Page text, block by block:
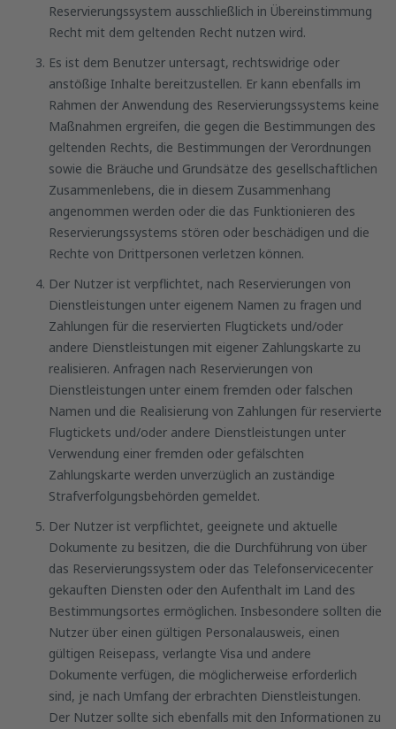
Reservierungssystem ausschließlich in Übereinstimmung
Recht mit dem geltenden Recht nutzen wird.
Es ist dem Benutzer untersagt, rechtswidrige oder
anstößige Inhalte bereitzustellen. Er kann ebenfalls im
Rahmen der Anwendung des Reservierungssystems keine
Maßnahmen ergreifen, die gegen die Bestimmungen des
geltenden Rechts, die Bestimmungen der Verordnungen
sowie die Bräuche und Grundsätze des gesellschaftlichen
Zusammenlebens, die in diesem Zusammenhang
angenommen werden oder die das Funktionieren des
Reservierungssystems stören oder beschädigen und die
Rechte von Drittpersonen verletzen können.
Der Nutzer ist verpflichtet, nach Reservierungen von
Dienstleistungen unter eigenem Namen zu fragen und
Zahlungen für die reservierten Flugtickets und/oder
andere Dienstleistungen mit eigener Zahlungskarte zu
realisieren. Anfragen nach Reservierungen von
Dienstleistungen unter einem fremden oder falschen
Namen und die Realisierung von Zahlungen für reservierte
Flugtickets und/oder andere Dienstleistungen unter
Verwendung einer fremden oder gefälschten
Zahlungskarte werden unverzüglich an zuständige
Strafverfolgungsbehörden gemeldet.
Der Nutzer ist verpflichtet, geeignete und aktuelle
Dokumente zu besitzen, die die Durchführung von über
das Reservierungssystem oder das Telefonservicecenter
gekauften Diensten oder den Aufenthalt im Land des
Bestimmungsortes ermöglichen. Insbesondere sollten die
Nutzer über einen gültigen Personalausweis, einen
gültigen Reisepass, verlangte Visa und andere
Dokumente verfügen, die möglicherweise erforderlich
sind, je nach Umfang der erbrachten Dienstleistungen.
Der Nutzer sollte sich ebenfalls mit den Informationen zu